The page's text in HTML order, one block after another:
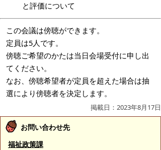
と評価について
この会議は傍聴ができます。
定員は5人です。
傍聴ご希望のかたは当日会場受付に申し出
てください。
なお、傍聴希望者が定員を超えた場合は抽
選により傍聴者を決定します。
掲載日：2023年8月17日
お問い合わせ先
福祉政策課